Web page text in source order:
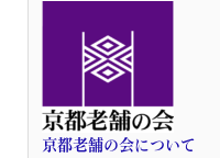
京都老舗の会について